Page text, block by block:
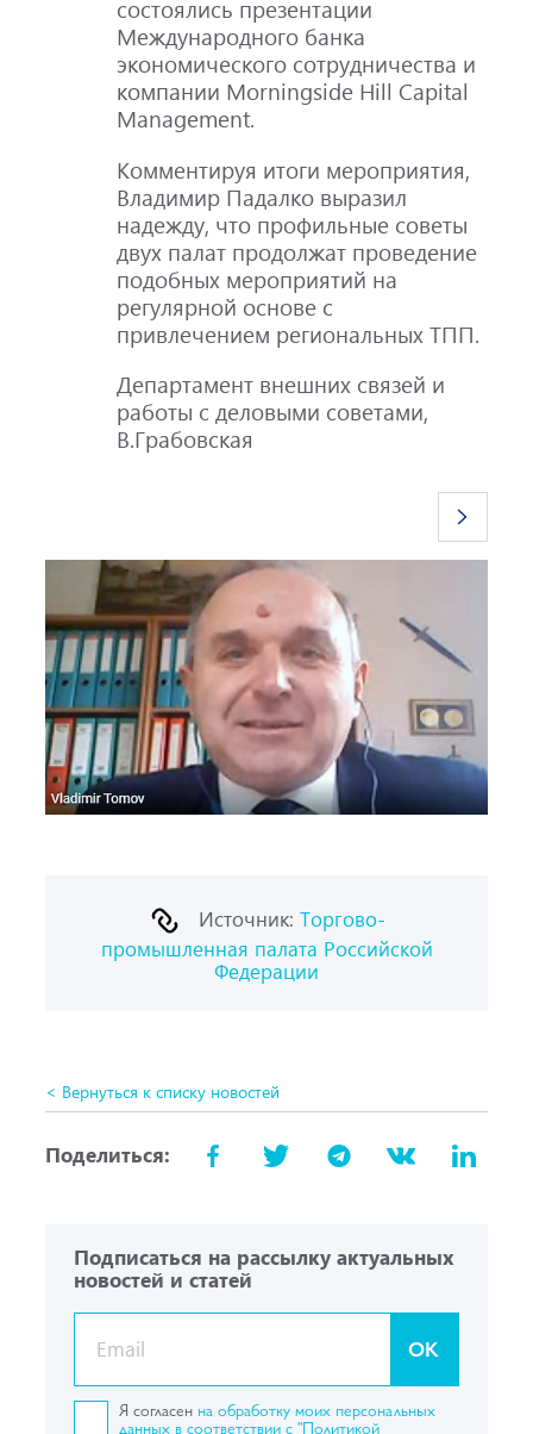
состоялись презентации
Международного банка
экономического сотрудничества и
компании Morningside Hill Capital
Management.
Комментируя итоги мероприятия,
Владимир Падалко выразил
надежду, что профильные советы
двух палат продолжат проведение
подобных мероприятий на
регулярной основе с
привлечением региональных ТПП.
Департамент внешних связей и
работы с деловыми советами,
В.Грабовская
Источник:Торгово-
промышленная палата Российской
Федерации
< Вернуться к списку новостей
Поделиться:
Подписаться на рассылку актуальных
новостей и статей
OK
Я согласен на обработку моих персональных
данных в соответствии с "Политикой